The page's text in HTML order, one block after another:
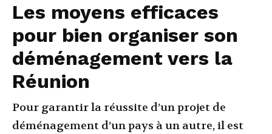
Les moyens efficaces
pour bien organiser son
déménagement vers la
Réunion
Pour garantir la réussite d’un projet de
déménagement d’un pays à un autre, il est